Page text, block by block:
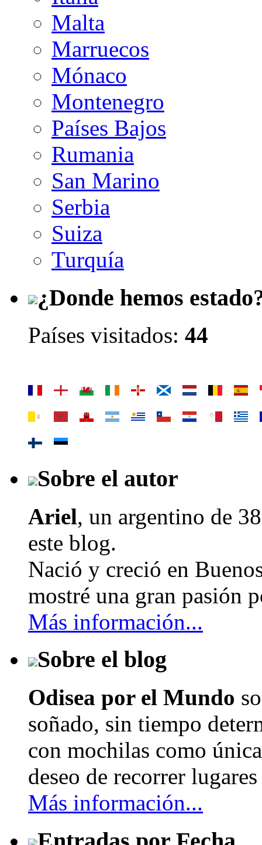
Malta
Marruecos
Mónaco
Montenegro
Países Bajos
Rumania
San Marino
Serbia
Suiza
Turquía
¿Donde hemos
Países visitados: 44
Sobre el autor
Ariel, un argentino de
este blog.
Nació y creció en
mostré una gran pasión
Más información...
Sobre el blog
Odisea por el Mundo
soñado, sin tiempo
con mochilas como
deseo de recorrer
Más información...